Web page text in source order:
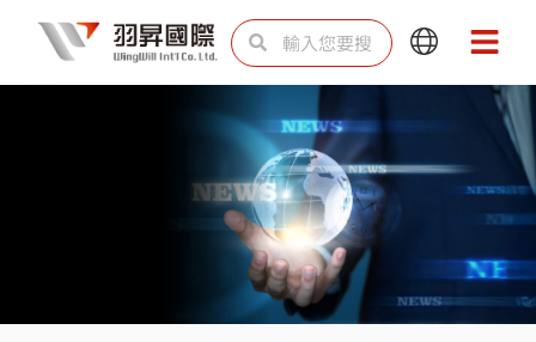
主
搜
尋 尋
Main
Menu
Main
Menu